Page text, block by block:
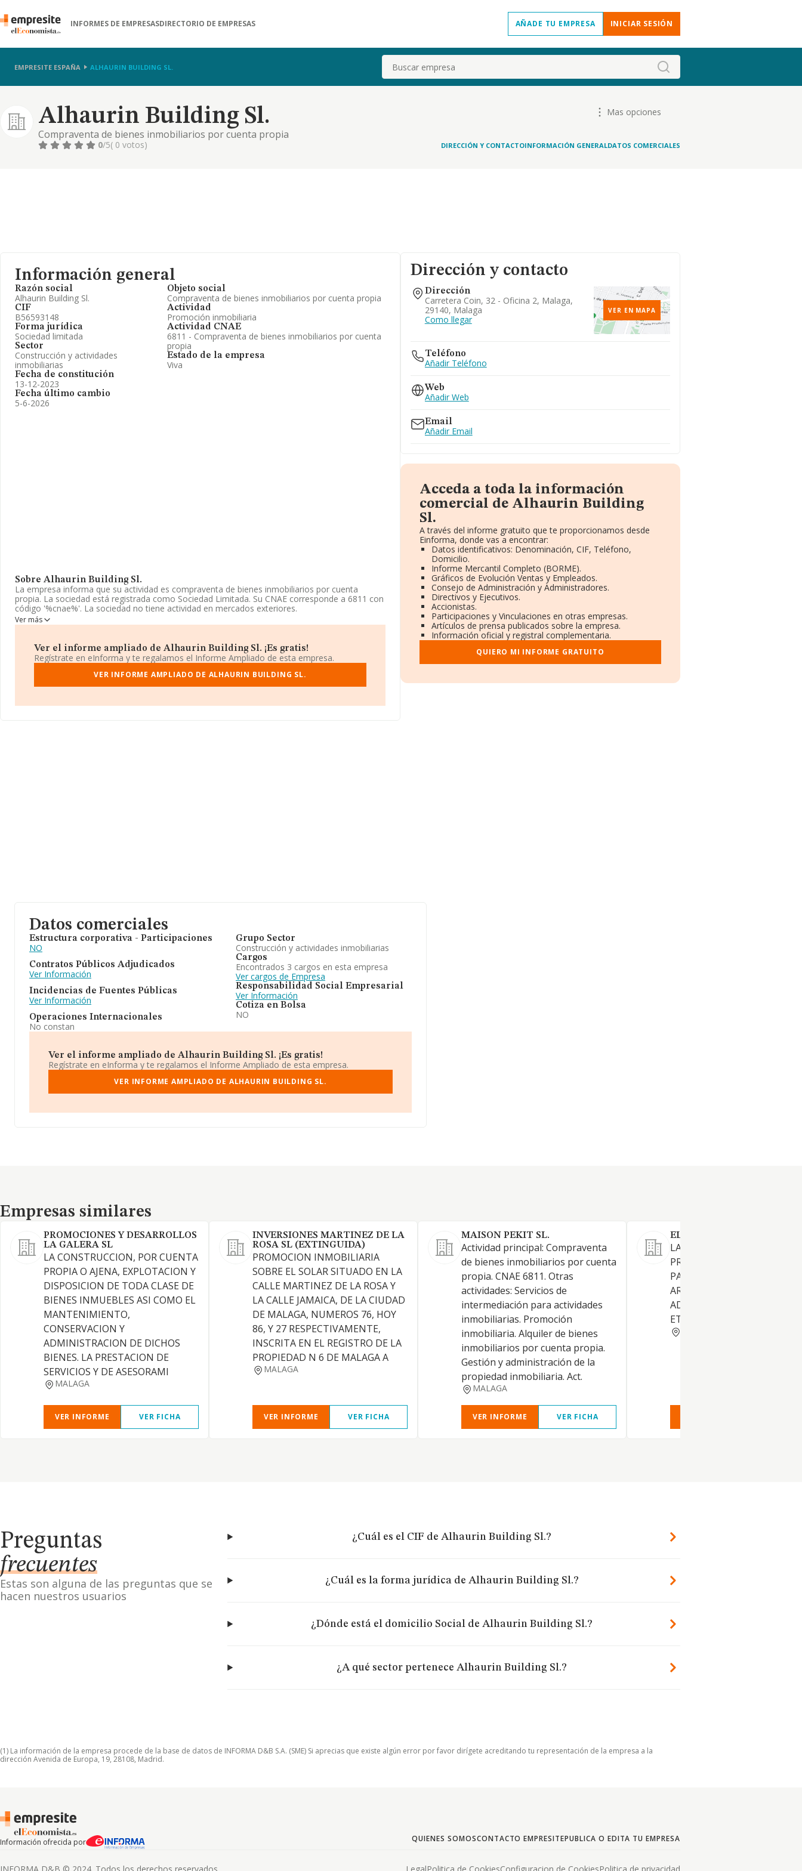
INFORMES DE EMPRESASDIRECTORIO DE EMPRESAS AÑADE TU EMPRESA INICIAR SESIÓN
EMPRESITE ESPAÑA ALHAURIN BUILDING SL. Buscar
Alhaurin Building Sl.
Compraventa de bienes inmobiliarios por cuenta propia
Mas opciones
0/5( 0 votos) DIRECCIÓN Y CONTACTOINFORMACIÓN GENERALDATOS COMERCIALES
Información general
Razón social
Alhaurin Building Sl.
CIF
B56593148
Forma jurídica
Sociedad limitada
Sector
Construcción y actividades
inmobiliarias
Fecha de constitución
13-12-2023
Fecha último cambio
5-6-2026
Objeto social
Compraventa de bienes inmobiliarios por cuenta propia
Actividad
Promoción inmobiliaria
Actividad CNAE
6811 - Compraventa de bienes inmobiliarios por cuenta
propia
Estado de la empresa
Viva
Sobre Alhaurin Building Sl.
La empresa informa que su actividad es compraventa de bienes inmobiliarios por cuenta
propia. La sociedad está registrada como Sociedad Limitada. Su CNAE corresponde a 6811 con
código '%cnae%'. La sociedad no tiene actividad en mercados exteriores.
La empresaAlhaurin Building S.L, NIF B56593148, está situada en Carretera Coin Churriana
Con los datos a disposición de INFORMA sobre 67.991 empresas pertenecientes al sector, en
el ámbito nacional la facturación alcanza la cifra de 7.139 millones de euros y se calcula un
promedio de facturación de 105 mil euros entre todas las compañías. Respecto a la
información de la provincia (hablamos de Málaga), en la base de datos INFORMA constan 7618
los datos de sector la antigüedad desde la constitución es de 13 años. La media de empleados
Ver más
Ver el informe ampliado de Alhaurin Building Sl. ¡Es gratis!
Regístrate en eInforma y te regalamos el Informe Ampliado de esta empresa.
VER INFORME AMPLIADO DE ALHAURIN BUILDING SL.
Dirección y contacto
Dirección
Carretera Coin, 32 - Oficina 2, Malaga,
29140, Malaga
Como llegar
VER EN MAPA
Teléfono
Añadir Teléfono
Web
Añadir Web
Email
Añadir Email
Acceda a toda la información
comercial de Alhaurin Building
Sl.
A través del informe gratuito que te proporcionamos desde
Einforma, donde vas a encontrar:
Datos identificativos: Denominación, CIF, Teléfono,
Domicilio.
Informe Mercantil Completo (BORME).
Gráficos de Evolución Ventas y Empleados.
Consejo de Administración y Administradores.
Directivos y Ejecutivos.
Accionistas.
Participaciones y Vinculaciones en otras empresas.
Artículos de prensa publicados sobre la empresa.
Información oficial y registral complementaria.
QUIERO MI INFORME GRATUITO
Datos comerciales
Estructura corporativa - Participaciones
NO
Contratos Públicos Adjudicados
Ver Información
Incidencias de Fuentes Públicas
Ver Información
Operaciones Internacionales
No constan
Grupo Sector
Construcción y actividades inmobiliarias
Cargos
Encontrados 3 cargos en esta empresa
Ver cargos de Empresa
Responsabilidad Social Empresarial
Ver Información
Cotiza en Bolsa
NO
Ver el informe ampliado de Alhaurin Building Sl. ¡Es gratis!
Regístrate en eInforma y te regalamos el Informe Ampliado de esta empresa.
VER INFORME AMPLIADO DE ALHAURIN BUILDING SL.
Empresas similares
Empresas similares
PROMOCIONES Y DESARROLLOS
LA GALERA SL
LA CONSTRUCCION, POR CUENTA
PROPIA O AJENA, EXPLOTACION Y
DISPOSICION DE TODA CLASE DE
BIENES INMUEBLES ASI COMO EL
MANTENIMIENTO,
CONSERVACION Y
ADMINISTRACION DE DICHOS
BIENES. LA PRESTACION DE
SERVICIOS Y DE ASESORAMI
MALAGA
VER INFORME VER FICHA
INVERSIONES MARTINEZ DE LA
ROSA SL (EXTINGUIDA)
PROMOCION INMOBILIARIA
SOBRE EL SOLAR SITUADO EN LA
CALLE MARTINEZ DE LA ROSA Y
LA CALLE JAMAICA, DE LA CIUDAD
DE MALAGA, NUMEROS 76, HOY
86, Y 27 RESPECTIVAMENTE,
INSCRITA EN EL REGISTRO DE LA
PROPIEDAD N 6 DE MALAGA A
MALAGA
VER INFORME VER FICHA
MAISON PEKIT SL.
Actividad principal: Compraventa
de bienes inmobiliarios por cuenta
propia. CNAE 6811. Otras
actividades: Servicios de
intermediación para actividades
inmobiliarias. Promoción
inmobiliaria. Alquiler de bienes
inmobiliarios por cuenta propia.
Gestión y administración de la
propiedad inmobiliaria. Act.
MALAGA
VER INFORME VER FICHA
ELEMAR 2002 SL
LA CONSTRUCCION,
PROMOCION,
PARCELACION, COMPRA,
ARRENDAMIENTO,
ADMINISTRACION DE
ETC
Preguntas
frecuentes
Estas son alguna de las preguntas que se
hacen nuestros usuarios
¿Cuál es el CIF de Alhaurin Building Sl.?
¿Cuál es la forma jurídica de Alhaurin Building Sl.?
¿Dónde está el domicilio Social de Alhaurin Building Sl.?
¿A qué sector pertenece Alhaurin Building Sl.?
(1) La información de la empresa procede de la base de datos de INFORMA D&B S.A. (SME) Si aprecias que existe algún error por favor dirígete acreditando tu representación de la empresa a la
dirección Avenida de Europa, 19, 28108, Madrid.
Información ofrecida por QUIENES SOMOSCONTACTO EMPRESITEPUBLICA O EDITA TU EMPRESA